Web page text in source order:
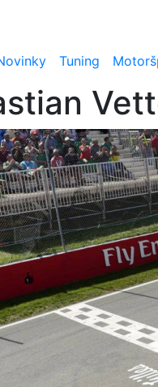
Tuning